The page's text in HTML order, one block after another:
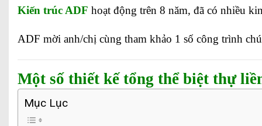
Kiến trúc ADF hoạt động trên 8 năm, đã có nhiều
ADF mời anh/chị cùng tham khảo 1 số công trình
Một số thiết kế tổng thể biệt thự
Mục Lục